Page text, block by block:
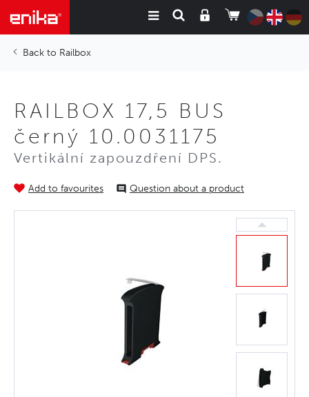
Railbox
RAILBOX 17,5 BUS
černý 10.0031175
Vertikální zapouzdření DPS.
Add to favourites Question about a product